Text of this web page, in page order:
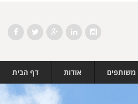
דף הבית אודות משותפים